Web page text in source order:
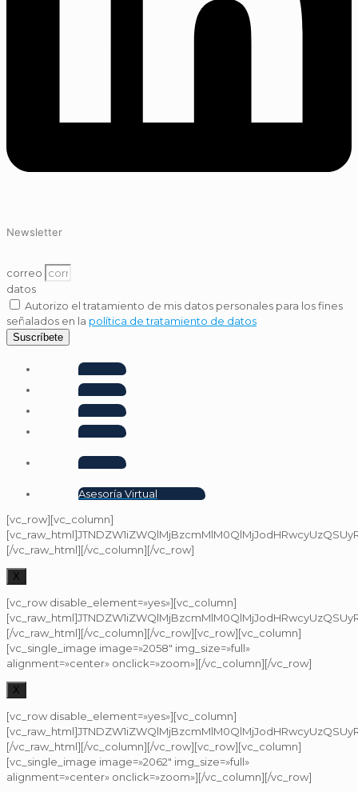
Newsletter
correo
datos
Autorizo el tratamiento de mis datos personales para los fines
señalados en la política de tratamiento de datos
Suscríbete
Asesoría Virtual
[vc_row][vc_column]
[/vc_raw_html][/vc_column][/vc_row]
X
[vc_row disable_element=»yes»][vc_column]
[/vc_raw_html][/vc_column][/vc_row][vc_row][vc_column]
[vc_single_image image=»2058″ img_size=»full»
alignment=»center» onclick=»zoom»][/vc_column][/vc_row]
X
[vc_row disable_element=»yes»][vc_column]
[/vc_raw_html][/vc_column][/vc_row][vc_row][vc_column]
[vc_single_image image=»2062″ img_size=»full»
alignment=»center» onclick=»zoom»][/vc_column][/vc_row]